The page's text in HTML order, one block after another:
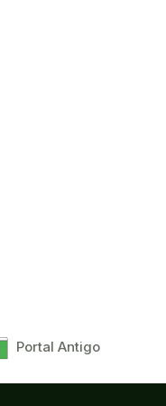
Portal Antigo